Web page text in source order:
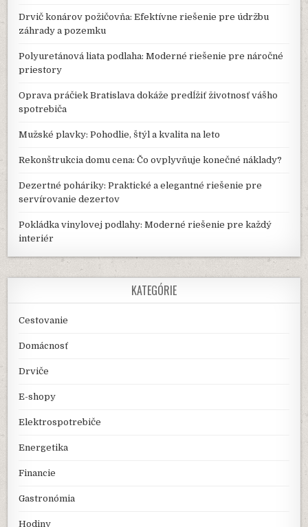
Drvič konárov požičovňa: Efektívne riešenie pre údržbu
záhrady a pozemku
Polyuretánová liata podlaha: Moderné riešenie pre náročné
priestory
Oprava práčiek Bratislava dokáže predĺžiť životnosť vášho
spotrebiča
Mužské plavky: Pohodlie, štýl a kvalita na leto
Rekonštrukcia domu cena: Čo ovplyvňuje konečné náklady?
Dezertné poháriky: Praktické a elegantné riešenie pre
servírovanie dezertov
Pokládka vinylovej podlahy: Moderné riešenie pre každý
interiér
KATEGÓRIE
Cestovanie
Domácnosť
Drviče
E-shopy
Elektrospotrebiče
Energetika
Financie
Gastronómia
Hodiny